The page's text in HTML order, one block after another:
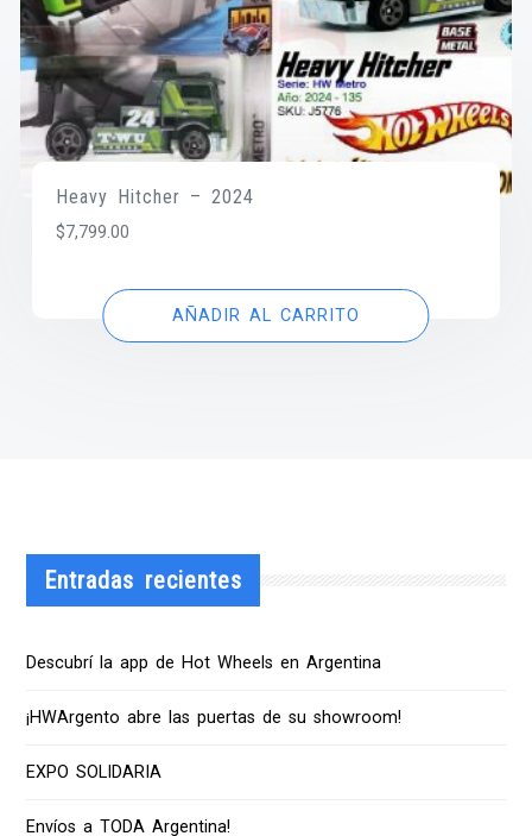
Heavy Hitcher – 2024
$7,799.00
AÑADIR AL CARRITO
Entradas recientes
Descubrí la app de Hot Wheels en Argentina
¡HWArgento abre las puertas de su showroom!
EXPO SOLIDARIA
Envíos a TODA Argentina!